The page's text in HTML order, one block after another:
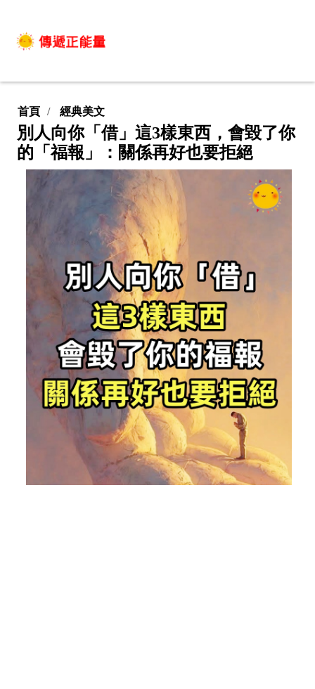
首頁 經典美文
別人向你「借」這3樣東西，會毀了你
的「福報」：關係再好也要拒絕